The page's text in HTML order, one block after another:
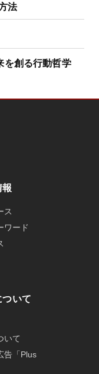
法
を創る行動哲学
報
ス
ワード
ついて
いて
告「Plus